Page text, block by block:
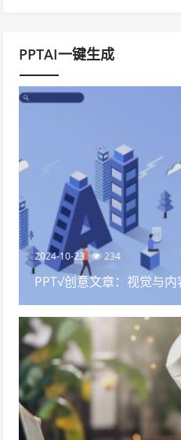
PPTAI一键生成
2024-10-23 234
PPT√创意文章：视觉与